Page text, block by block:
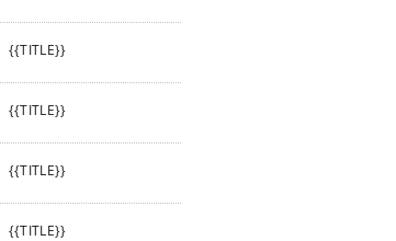
{{TITLE}}
{{TITLE}}
{{TITLE}}
{{TITLE}}